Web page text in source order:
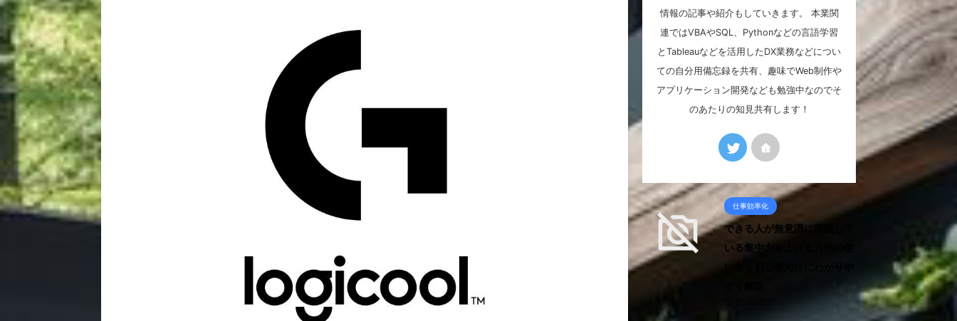
情報の記事や紹介もしていきます。 本業関
連ではVBAやSQL、Pythonなどの言語学習
とTableauなどを活用したDX業務などについ
ての自分用備忘録を共有、趣味でWeb制作や
アプリケーション開発なども勉強中なのでそ
のあたりの知見共有します！
仕事効率化
できる人が無意識に実践して
いる集中力を上げる方法の使
い方を初心者向けにわかりや